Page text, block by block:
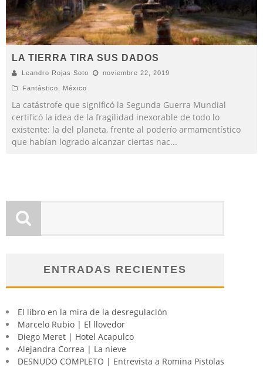
LA TIERRA TIRA SUS DADOS
Leandro Rojas Soto noviembre 22, 2019
Fantástico México
La catástrofe que significó la Segunda Guerra Mundial
certificó la idea de la fragilidad inexorable de todo lo
existente: la del planeta, frente al poderío armamentístico
que habían logrado alcanzar ciertas nac...
ENTRADAS RECIENTES
El libro en la mira de la desregulación
Marcelo Rubio | El llovedor
Diego Meret | Hotel Acapulco
Alejandra Correa | La nieve
DESNUDO COMPLETO | Entrevista a Romina Pistolas